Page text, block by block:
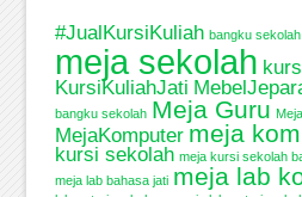
#JualKursiKuliah bangku
meja sekolah
KursiKuliahJati
bangku sekolah Meja Guru
MejaKomputer meja
kursi sekolah meja kursi sekolah
meja lab bahasa jati meja lab